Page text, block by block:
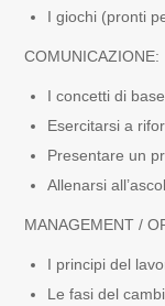
I giochi (pronti
COMUNICAZIONE:
I concetti di
Esercitarsi a
Presentare un
Allenarsi
MANAGEMENT /
I principi del
Le fasi del